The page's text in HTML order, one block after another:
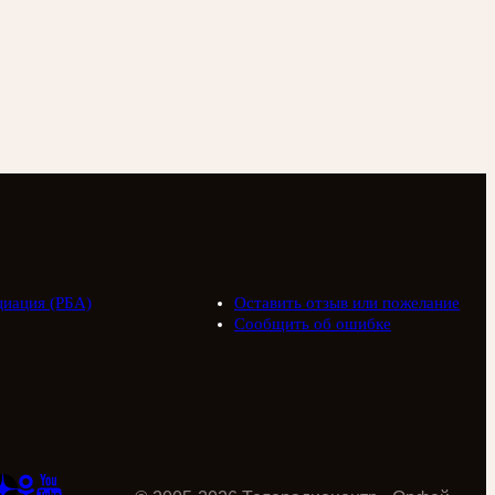
(РБА)
Оставить отзыв или пожелание
Сообщить об ошибке